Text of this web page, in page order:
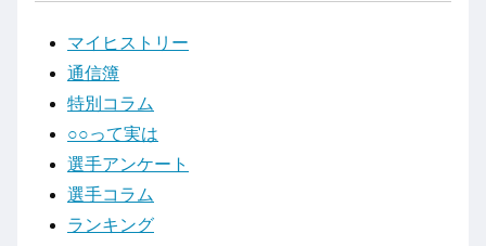
マイヒストリー
通信簿
特別コラム
○○って実は
選手アンケート
選手コラム
ランキング